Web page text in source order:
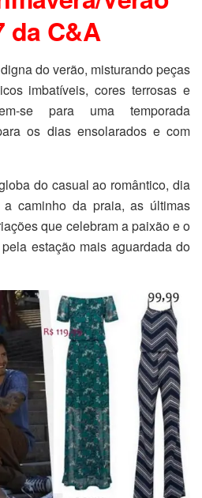
da C&A
do verão, misturando peças
imbatíveis, cores terrosas e
se para uma temporada
os dias ensolarados e com
do casual ao romântico, dia
caminho da praia, as últimas
que celebram a paixão e o
estação mais aguardada do